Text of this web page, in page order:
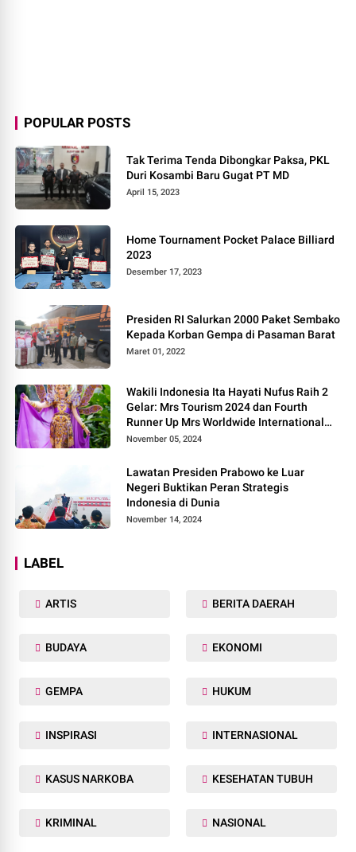
POPULAR POSTS
Tak Terima Tenda Dibongkar Paksa, PKL
Duri Kosambi Baru Gugat PT MD
April 15, 2023
Home Tournament Pocket Palace Billiard
2023
Desember 17, 2023
Presiden RI Salurkan 2000 Paket Sembako
Kepada Korban Gempa di Pasaman Barat
Maret 01, 2022
Wakili Indonesia Ita Hayati Nufus Raih 2
Gelar: Mrs Tourism 2024 dan Fourth
Runner Up Mrs Worldwide International
2024, di Pemilihan Mrs Worldwide 2024
November 05, 2024
Lawatan Presiden Prabowo ke Luar
Negeri Buktikan Peran Strategis
Indonesia di Dunia
November 14, 2024
LABEL
ARTIS BERITA DAERAH
BUDAYA EKONOMI
GEMPA HUKUM
INSPIRASI INTERNASIONAL
KASUS NARKOBA KESEHATAN TUBUH
KRIMINAL NASIONAL